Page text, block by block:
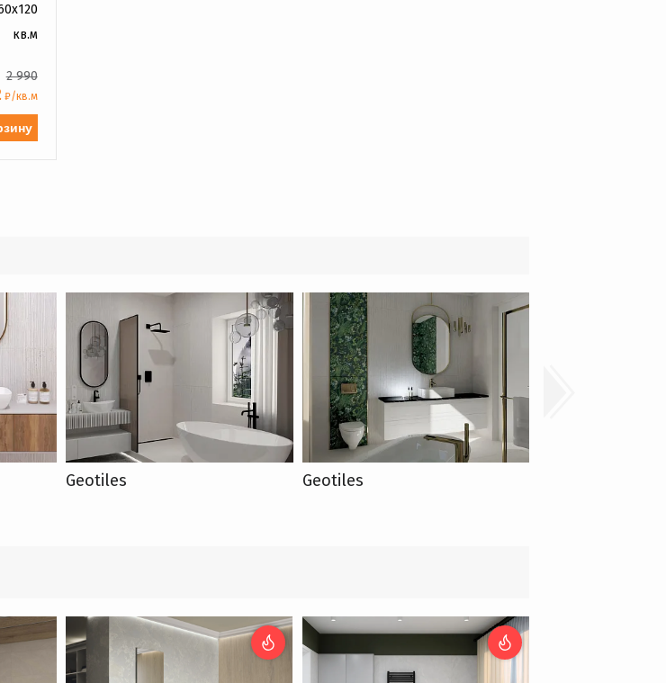
кв.м
2 990
₽/кв.м
Geotiles Geotiles